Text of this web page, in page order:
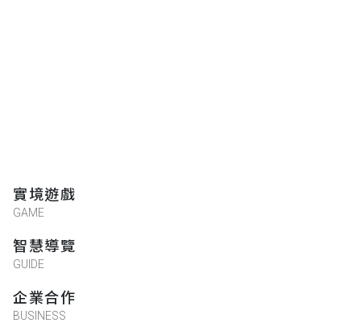
實境遊戲
GAME
智慧導覽
GUIDE
企業合作
BUSINESS